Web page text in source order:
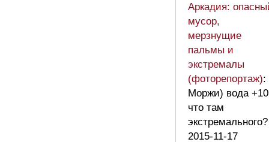
Аркадия:
мусор,
мерзнущие
пальмы и
экстремалы
(фоторепортаж):
Моржи) вода
что там
экстремального?
2015-11-17